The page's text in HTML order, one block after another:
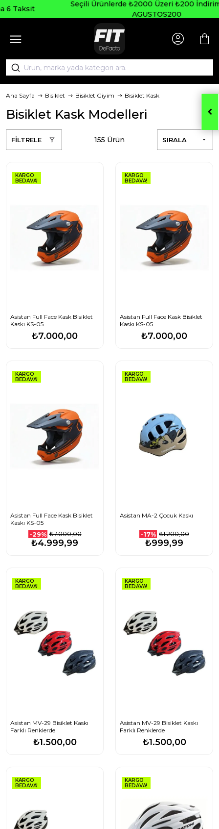
Seçili Ürünlerde ₺2000 Üzeri ₺200 İndirim Kodu:
AGUSTOS200
Ana Sayfa Bisiklet Bisiklet Giyim Bisiklet Kask
Bisiklet Kask Modelleri
FİLTRELE SIRALA
155 Ürün
KARGO
BEDAVA!
Asistan Full Face Kask Bisiklet
Kaskı KS-05
₺7.000,00
KARGO
BEDAVA!
Asistan Full Face Kask Bisiklet
Kaskı KS-05
₺7.000,00
KARGO
BEDAVA!
Asistan Full Face Kask Bisiklet
Kaskı KS-05
-29% ₺7.000,00
₺4.999,99
KARGO
BEDAVA!
Asistan MA-2 Çocuk Kaskı
-17% ₺1.200,00
₺999,99
KARGO
BEDAVA!
Asistan MV-29 Bisiklet Kaskı
Farklı Renklerde
₺1.500,00
KARGO
BEDAVA!
Asistan MV-29 Bisiklet Kaskı
Farklı Renklerde
₺1.500,00
KARGO
BEDAVA!
KARGO
BEDAVA!